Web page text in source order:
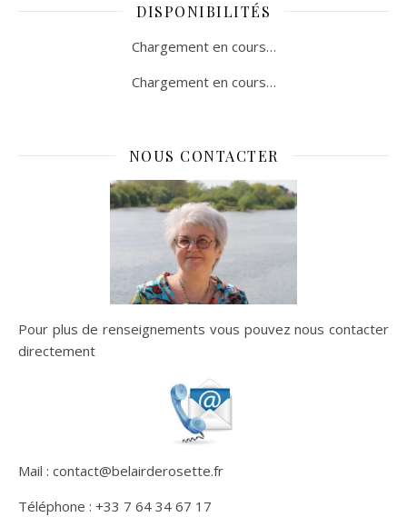
DISPONIBILITÉS
Chargement en cours…
Chargement en cours…
NOUS CONTACTER
Pour plus de renseignements vous pouvez nous contacter
directement
Mail : contact@belairderosette.fr
Téléphone : +33 7 64 34 67 17